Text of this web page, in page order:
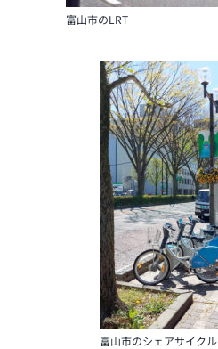
富山市のLRT
富山市のシェアサイクル